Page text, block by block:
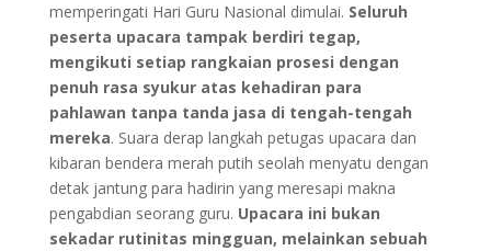
memperingati Hari Guru Nasional dimulai. Seluruh
peserta upacara tampak berdiri tegap,
mengikuti setiap rangkaian prosesi dengan
penuh rasa syukur atas kehadiran para
pahlawan tanpa tanda jasa di tengah-tengah
mereka. Suara derap langkah petugas upacara dan
kibaran bendera merah putih seolah menyatu dengan
detak jantung para hadirin yang meresapi makna
pengabdian seorang guru. Upacara ini bukan
sekadar rutinitas mingguan, melainkan sebuah